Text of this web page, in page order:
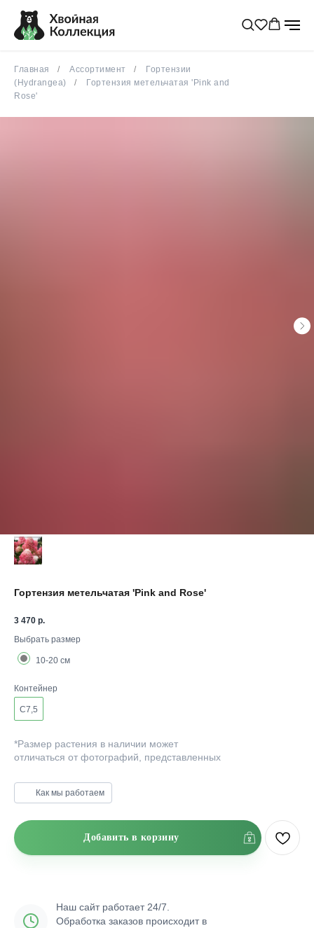
Главная Ассортимент
Гортензии
(Hydrangea)
Гортензия метельчатая 'Pink and
Rose'
Гортензия метельчатая 'Pink and Rose'
3 470 р.
Выбрать размер
10-20 см
Контейнер
C7,5
*Размер растения в наличии может
отличаться от фотографий, представленных
Как мы работаем
Добавить в корзину
Наш сайт работает 24/7.
Обработка заказов происходит в